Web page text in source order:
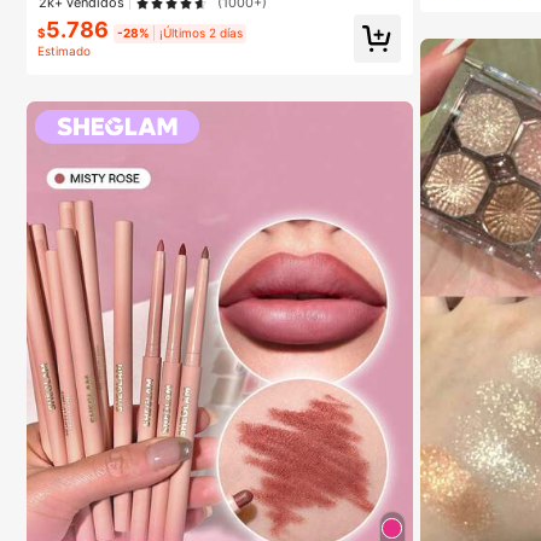
$5.786 -28%
¡Últimos 2 días
Estimado